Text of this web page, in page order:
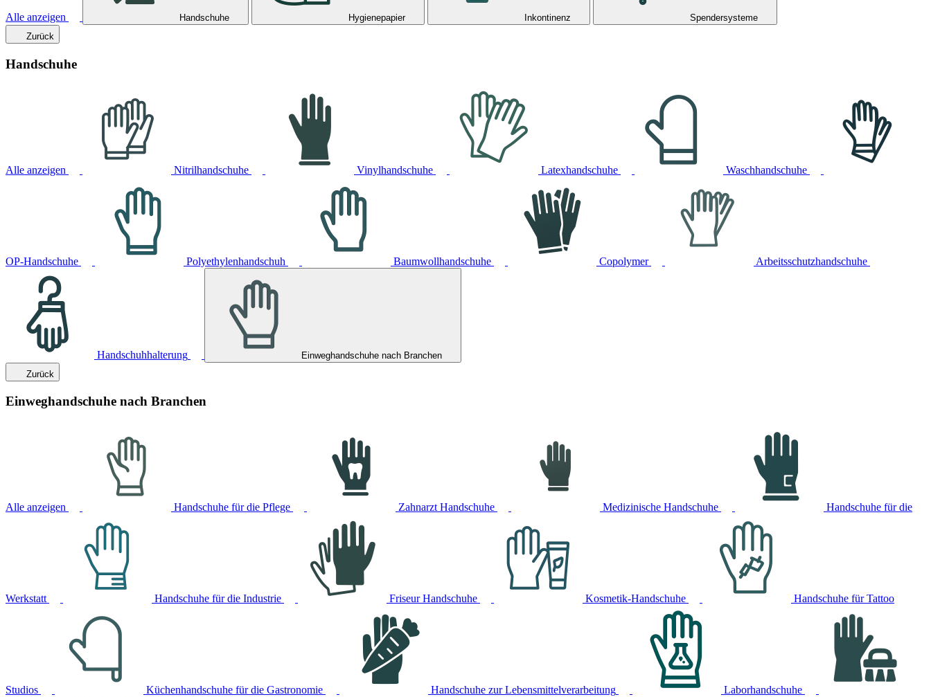
Alle anzeigen Handschuhe Hygienepapier Inkontinenz
Spendersysteme
Zurück
Handschuhe
Alle anzeigen Nitrilhandschuhe Vinylhandschuhe Latexhandschuhe Waschhandschuhe
OP-Handschuhe Polyethylenhandschuh Baumwollhandschuhe Copolymer Arbeitsschutzhandschuhe
Handschuhhalterung
Einweghandschuhe nach Branchen
Zurück
Einweghandschuhe nach Branchen
Alle anzeigen Handschuhe für die Pflege Zahnarzt Handschuhe Medizinische Handschuhe Handschuhe für die
Werkstatt Handschuhe für die Industrie Friseur Handschuhe Kosmetik-Handschuhe Handschuhe für Tattoo
Studios Küchenhandschuhe für die Gastronomie Handschuhe zur Lebensmittelverarbeitung
Laborhandschuhe